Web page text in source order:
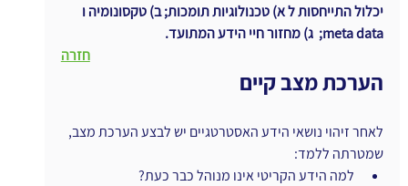
יכלול התייחסות ל א) טכנולוגיות תומכות; ב) טקסונומיה ו
meta data;  ג) מחזור חיי הידע המתועד.
חזרה
הערכת מצב קיים
לאחר זיהוי נושאי הידע האסטרטגיים יש לבצע הערכת מצב,
שמטרתה ללמד:
למה הידע הקריטי אינו מנוהל כבר כעת?